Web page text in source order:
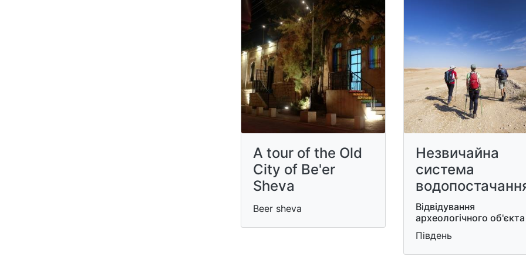
A tour of the Old
City of Be'er
Sheva
Beer sheva
Незвичайна
система
Відвідування
археологічного об'єкта
Південь